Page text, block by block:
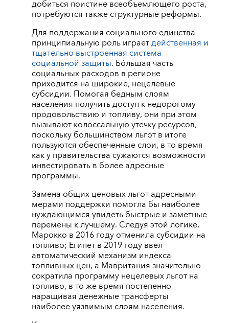
добиться поистине всеобъемлющего роста,
потребуются также структурные реформы.
Для поддержания социального единства
принципиальную роль играетдейственная и
тщательно выстроенная система
социальной защиты. Бóльшая часть
социальных расходов в регионе
приходится на широкие, нецелевые
субсидии. Помогая бедным слоям
населения получить доступ к недорогому
продовольствию и топливу, они при этом
вызывают колоссальную утечку ресурсов,
поскольку большинством льгот в итоге
пользуются обеспеченные слои, в то время
как у правительства сужаются возможности
инвестировать в более адресные
программы.
Замена общих ценовых льгот адресными
мерами поддержки помогла бы наиболее
нуждающимся увидеть быстрые и заметные
перемены к лучшему. Следуя этой логике,
Марокко в 2016 году отменила субсидии на
топливо; Египет в 2019 году ввел
автоматический механизм индекса
топливных цен, а Мавритания значительно
сократила программу нецелевых льгот на
топливо, в то же время постепенно
наращивая денежные трансферты
наиболее уязвимым слоям населения.